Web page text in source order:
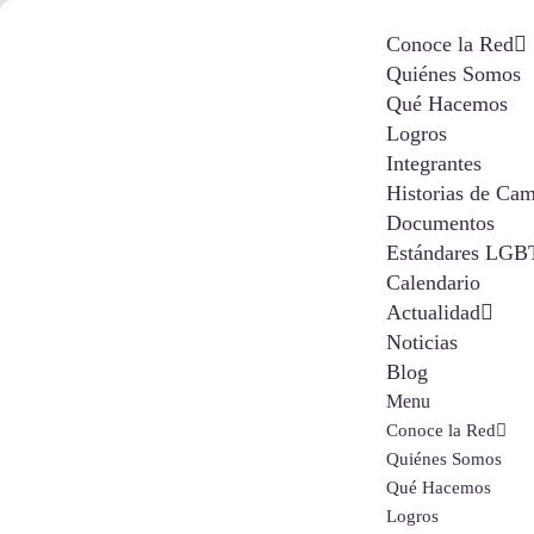
Conoce la Red
Quiénes Somos
Qué Hacemos
Logros
Integrantes
Historias de
Documentos
Estándares
Calendario
Actualidad
Noticias
Blog
Menu
Conoce la Red
Quiénes Somos
Qué Hacemos
Logros